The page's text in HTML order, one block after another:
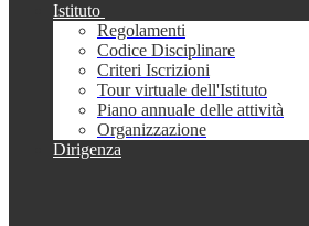
Istituto
Regolamenti
Codice Disciplinare
Criteri Iscrizioni
Tour virtuale dell'Istituto
Piano annuale delle attività
Organizzazione
Dirigenza